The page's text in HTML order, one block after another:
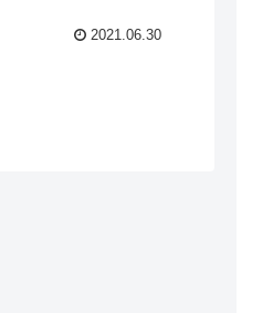
2021.06.30